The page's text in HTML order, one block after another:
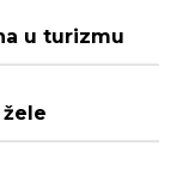
u turizmu